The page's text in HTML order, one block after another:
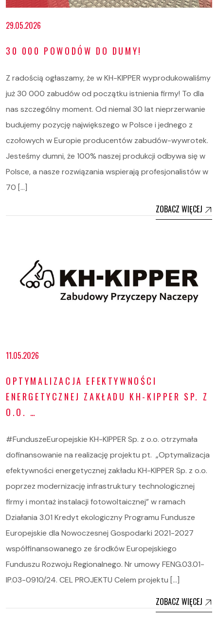
29.05.2026
30 000 POWODÓW DO DUMY!
Z radością ogłaszamy, że w KH-KIPPER wyprodukowaliśmy
już 30 000 zabudów od początku istnienia firmy! To dla
nas szczególny moment. Od niemal 30 lat nieprzerwanie
budujemy pozycję największego w Polsce i jednego z
czołowych w Europie producentów zabudów-wywrotek.
Jesteśmy dumni, że 100% naszej produkcji odbywa się w
Polsce, a nasze rozwiązania wspierają profesjonalistów w
70 […]
ZOBACZ WIĘCEJ
11.05.2026
OPTYMALIZACJA EFEKTYWNOŚCI
ENERGETYCZNEJ ZAKŁADU KH-KIPPER SP. Z
O.O. …
#FunduszeEuropejskie KH-KIPPER Sp. z o.o. otrzymała
dofinansowanie na realizację projektu pt. „Optymalizacja
efektywności energetycznej zakładu KH-KIPPER Sp. z o.o.
poprzez modernizację infrastruktury technologicznej
firmy i montaż instalacji fotowoltaicznej” w ramach
Działania 3.01 Kredyt ekologiczny Programu Fundusze
Europejskie dla Nowoczesnej Gospodarki 2021-2027
współfinansowanego ze środków Europejskiego
Funduszu Rozwoju Regionalnego. Nr umowy FENG.03.01-
IP.03-0910/24. CEL PROJEKTU Celem projektu […]
ZOBACZ WIĘCEJ